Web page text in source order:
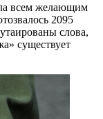
всем желающим
2095
слова,
существует